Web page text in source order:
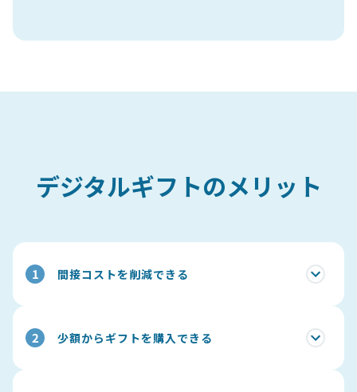
デジタルギフトのメリット
1 間接コストを削減できる
2 少額からギフトを購入できる